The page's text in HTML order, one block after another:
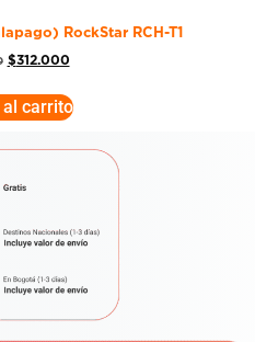
RockStar RCH-T1
$312.000
carrito